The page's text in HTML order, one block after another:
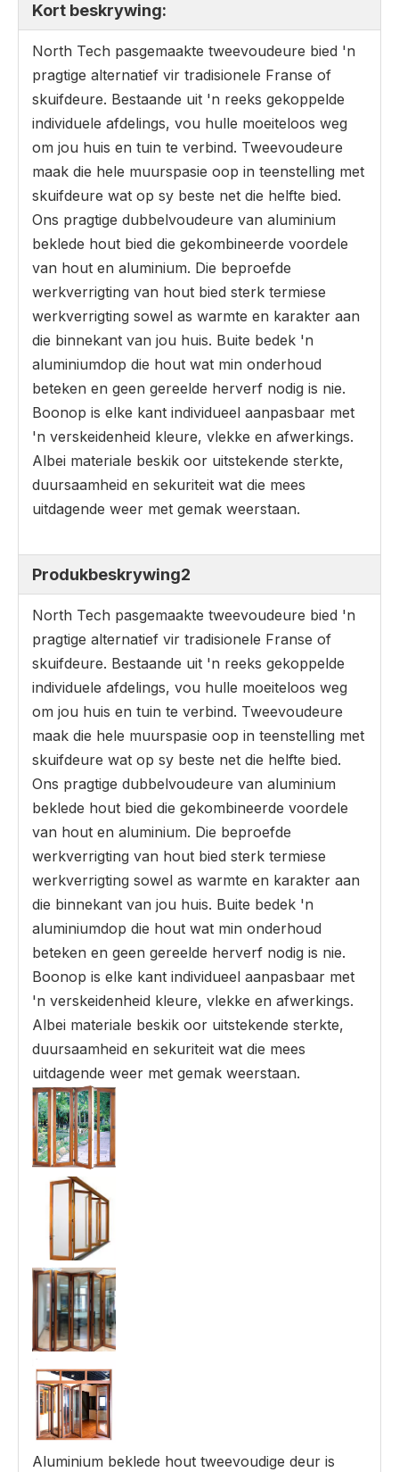
Kort beskrywing:
North Tech pasgemaakte tweevoudeure bied 'n
pragtige alternatief vir tradisionele Franse of
skuifdeure. Bestaande uit 'n reeks gekoppelde
individuele afdelings, vou hulle moeiteloos weg
om jou huis en tuin te verbind. Tweevoudeure
maak die hele muurspasie oop in teenstelling met
skuifdeure wat op sy beste net die helfte bied.
Ons pragtige dubbelvoudeure van aluminium
beklede hout bied die gekombineerde voordele
van hout en aluminium. Die beproefde
werkverrigting van hout bied sterk termiese
werkverrigting sowel as warmte en karakter aan
die binnekant van jou huis. Buite bedek 'n
aluminiumdop die hout wat min onderhoud
beteken en geen gereelde herverf nodig is nie.
Boonop is elke kant individueel aanpasbaar met
'n verskeidenheid kleure, vlekke en afwerkings.
Albei materiale beskik oor uitstekende sterkte,
duursaamheid en sekuriteit wat die mees
uitdagende weer met gemak weerstaan.
Produkbeskrywing2
North Tech pasgemaakte tweevoudeure bied 'n
pragtige alternatief vir tradisionele Franse of
skuifdeure. Bestaande uit 'n reeks gekoppelde
individuele afdelings, vou hulle moeiteloos weg
om jou huis en tuin te verbind. Tweevoudeure
maak die hele muurspasie oop in teenstelling met
skuifdeure wat op sy beste net die helfte bied.
Ons pragtige dubbelvoudeure van aluminium
beklede hout bied die gekombineerde voordele
van hout en aluminium. Die beproefde
werkverrigting van hout bied sterk termiese
werkverrigting sowel as warmte en karakter aan
die binnekant van jou huis. Buite bedek 'n
aluminiumdop die hout wat min onderhoud
beteken en geen gereelde herverf nodig is nie.
Boonop is elke kant individueel aanpasbaar met
'n verskeidenheid kleure, vlekke en afwerkings.
Albei materiale beskik oor uitstekende sterkte,
duursaamheid en sekuriteit wat die mees
uitdagende weer met gemak weerstaan.
Aluminium beklede hout tweevoudige deur is